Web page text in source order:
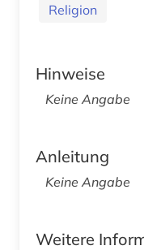
Religion
Hinweise
Keine Angabe
Anleitung
Keine Angabe
Weitere